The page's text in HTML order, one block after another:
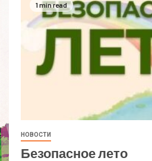
1 min read
НОВОСТИ
Безопасное лето